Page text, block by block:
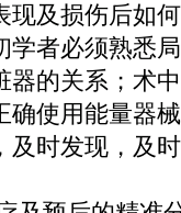
现及损伤后如
学者必须熟悉
器的关系；术
确使用能量器
及时发现，及